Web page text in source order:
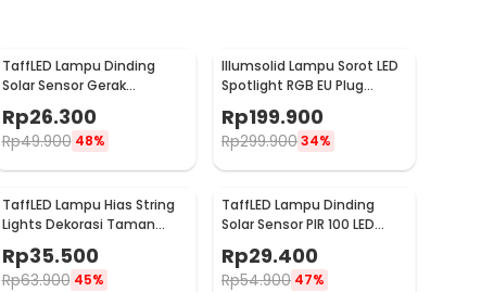
TaffLED Lampu Dinding
Solar Sensor Gerak
Waterproof 20 LED Cool
White - L20
Rp26.300
Rp49.900 48%
Illumsolid Lampu Sorot LED
Spotlight RGB EU Plug
Rp199.900
Rp299.90034%
TaffLED Lampu Hias String
Lights Dekorasi Taman
Solar 12M 100LED - S-04
Rp35.500
Rp63.900 45%
TaffLED Lampu Dinding
Solar Sensor PIR 100 LED
Rp29.400
Rp54.900 47%